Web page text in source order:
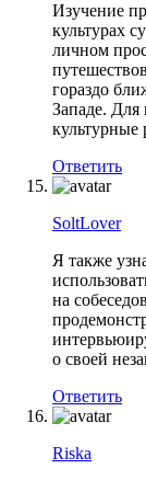
Изучение
культурах
личном
гораздо
Западе. Для
культурные
Ответить
SoltLover
Я также
на
о своей
Ответить
Riska